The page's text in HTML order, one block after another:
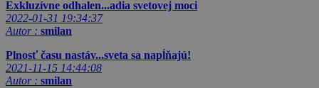
Exkluzívne odhalen...adia svetovej moci
2022-01-31 19:34:37
Autor : smilan
Plnosť času nastáv...sveta sa napĺňajú!
2021-11-15 14:44:08
Autor : smilan